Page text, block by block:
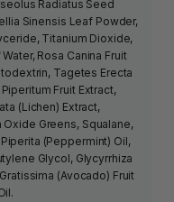
Radiatus Seed
Sinensis Leaf Powder,
Titanium Dioxide,
Rosa Canina Fruit
Tagetes Erecta
Fruit Extract,
(Lichen) Extract,
Greens, Squalane,
(Peppermint) Oil,
Glycol, Glycyrrhiza
(Avocado) Fruit